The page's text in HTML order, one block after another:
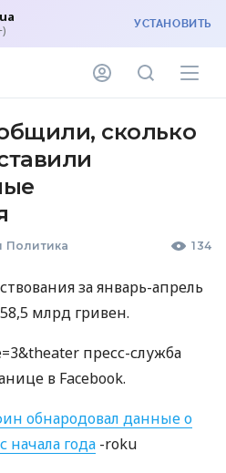
УСТАНОВИТЬ
сколько
Политика 134
за январь-апрель
млрд гривен.
пресс-служба
в Facebook.
обнародовал данные о
года -roku